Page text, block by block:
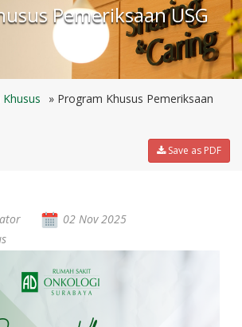
Pemeriksaan USG
Program Khusus Pemeriksaan
Save as PDF
02 Nov 2025